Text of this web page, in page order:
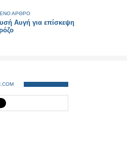
ΑΡΘΡΟ
Αυγή για επίσκεψη